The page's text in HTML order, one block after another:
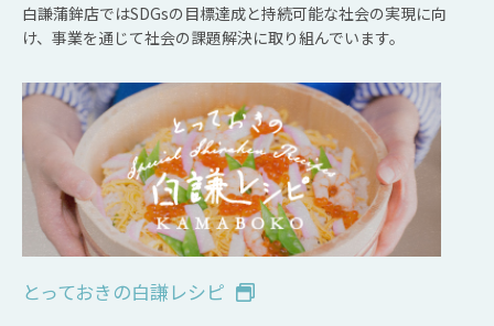
白謙蒲鉾店ではSDGsの目標達成と持続可能な社会の実現に向
け、事業を通じて社会の課題解決に取り組んでいます。
とっておきの白謙レシピ